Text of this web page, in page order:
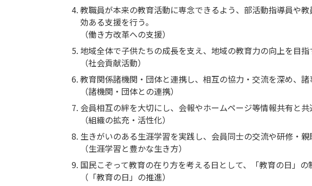
教職員が本来の教育活動に専念できるよう、部活動指導員や
効ある支援を行う。
（働き方改革への支援）
地域全体で子供たちの成長を支え、地域の教育力の向上を目
（社会貢献活動）
教育関係諸機関・団体と連携し、相互の協力・交流を深め、諸
（諸機関・団体との連携）
会員相互の絆を大切にし、会報やホームページ等情報共有と
（組織の拡充・活性化）
生きがいのある生涯学習を実践し、会員同士の交流や研修・
（生涯学習と豊かな生き方）
国民こぞって教育の在り方を考える日として、「教育の日」
（「教育の日」の推進）